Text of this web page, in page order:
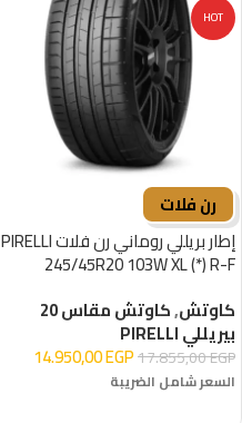
HOT
رن فلات
إطار بريللي روماني رن فلات PIRELLI
245/45R20 103W XL (*) R-F
كاوتش,كاوتش مقاس 20
بيريللي PIRELLI
17.855,00EGP
14.950,00EGP
السعر شامل الضريبة